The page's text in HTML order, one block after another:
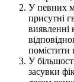
У певних
присутні
виявленні
помістити
У
засувки